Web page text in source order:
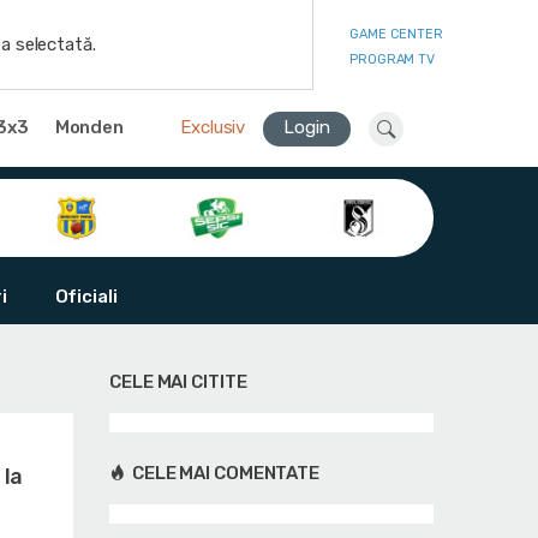
selectată.
GAME CENTER
PROGRAM TV
Monden Exclusiv Login
Oficiali
CELE MAI CITITE
CELE MAI COMENTATE